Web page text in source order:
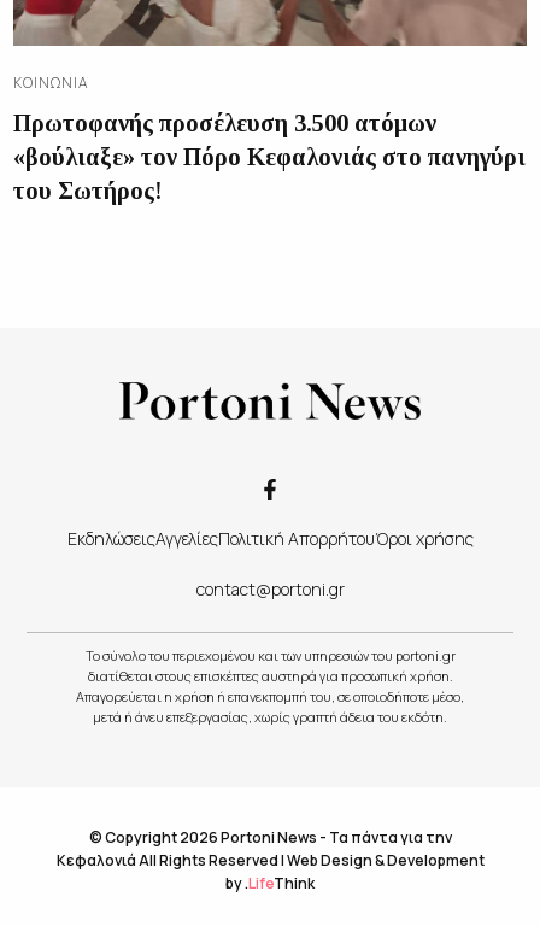
ΚΟΙΝΩΝΊΑ
Πρωτοφανής προσέλευση 3.500 ατόμων
«βούλιαξε» τον Πόρο Κεφαλονιάς στο πανηγύρι
του Σωτήρος!
ΕκδηλώσειςΑγγελίεςΠολιτική ΑπορρήτουΌροι χρήσης
contact@portoni.gr
Το σύνολο του περιεχομένου και των υπηρεσιών του portoni.gr
διατίθεται στους επισκέπτες αυστηρά για προσωπική χρήση.
Απαγορεύεται η χρήση ή επανεκπομπή του, σε οποιοδήποτε μέσο,
μετά ή άνευ επεξεργασίας, χωρίς γραπτή άδεια του εκδότη.
© Copyright 2026 Portoni News - Τα πάντα για την
Κεφαλονιά All Rights Reserved |Web Design & Development
by.LifeThink